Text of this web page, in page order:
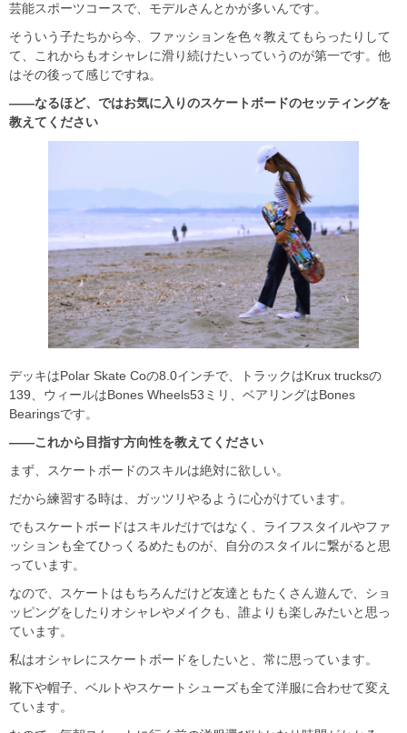
芸能スポーツコースで、モデルさんとかが多いんです。
そういう子たちから今、ファッションを色々教えてもらったりして
て、これからもオシャレに滑り続けたいっていうのが第一です。他
はその後って感じですね。
――なるほど、ではお気に入りのスケートボードのセッティングを
教えてください
デッキはPolar Skate Coの8.0インチで、トラックはKrux trucksの
139、ウィールはBones Wheels53ミリ、ベアリングはBones
Bearingsです。
――これから目指す方向性を教えてください
まず、スケートボードのスキルは絶対に欲しい。
だから練習する時は、ガッツリやるように心がけています。
でもスケートボードはスキルだけではなく、ライフスタイルやファ
ッションも全てひっくるめたものが、自分のスタイルに繋がると思
っています。
なので、スケートはもちろんだけど友達ともたくさん遊んで、ショ
ッピングをしたりオシャレやメイクも、誰よりも楽しみたいと思っ
ています。
私はオシャレにスケートボードをしたいと、常に思っています。
靴下や帽子、ベルトやスケートシューズも全て洋服に合わせて変え
ています。